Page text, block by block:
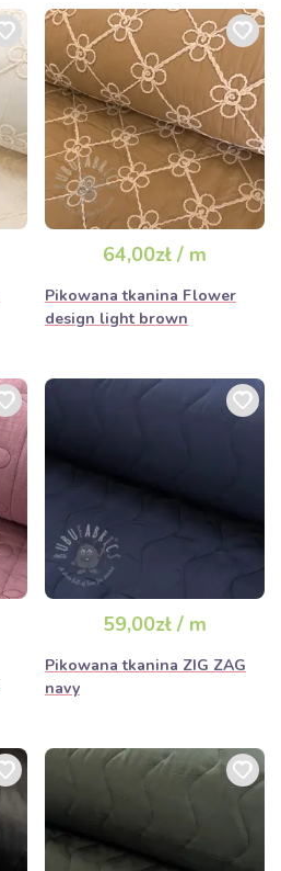
64,00zł / m
Pikowana tkanina Flower
design light brown
59,00zł / m
Pikowana tkanina ZIG ZAG
navy